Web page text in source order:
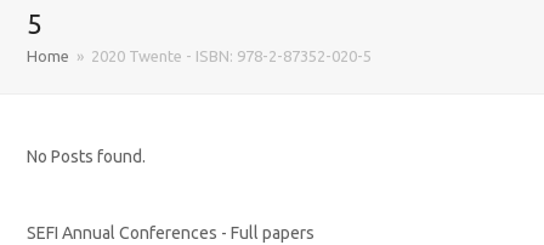
5
Home » 2020 Twente - ISBN: 978-2-87352-020-5
No Posts found.
SEFI Annual Conferences - Full papers